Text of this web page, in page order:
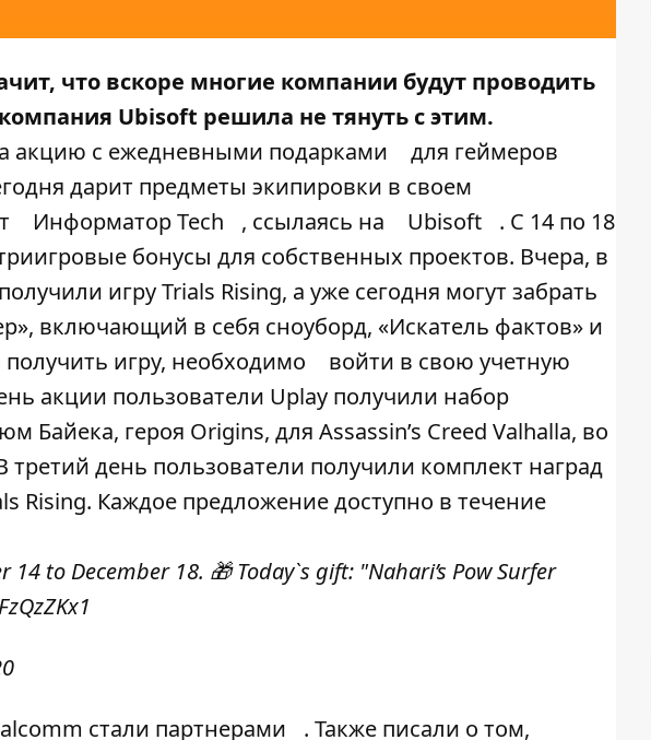
что вскоре многие компании будут проводить
Ubisoft решила не тянуть с этим.
акцию с ежедневными подарками
для геймеров
дарит предметы экипировки в своем
Информатор Tech , ссылаясь на Ubisoft
. С 14 по 18
бонусы для собственных проектов. Вчера, в
игру Trials Rising, а уже сегодня могут забрать
включающий в себя сноуборд, «Искатель фактов» и
игру, необходимо
войти в свою учетную
акции пользователи Uplay получили набор
Байека, героя Origins, для Assassin’s Creed Valhalla, во
день пользователи получили комплект наград
Rising. Каждое предложение доступно в течение
to December 18. 🎁 Today`s gift: "Nahari’s Pow Surfer
стали партнерами . Также писали о том,